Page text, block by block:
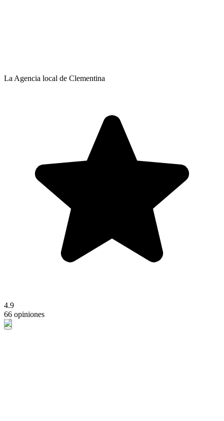
La Agencia local de Clementina
4.9
66 opiniones